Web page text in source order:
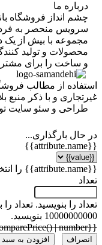
ما
انداز فروشگاه‌ بانی
منحصر به فرد و
با بیش از یک دهه
و تولید کنندگان
را برای مشتریان
از مطالب فروشگاه
و با ذکر منبع
و سئو سایت توسط
بارگذاری...
را بنویسید.تعداد را بیش‌تر از 0
بنویسید.
افزودن به سبد خرید